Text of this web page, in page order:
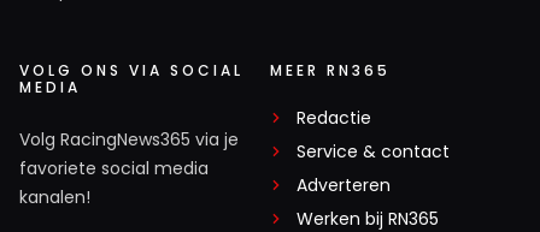
VOLG ONS VIA SOCIAL
MEDIA
Volg RacingNews365 via je
favoriete social media
kanalen!
MEER RN365
Redactie
Service & contact
Adverteren
Werken bij RN365